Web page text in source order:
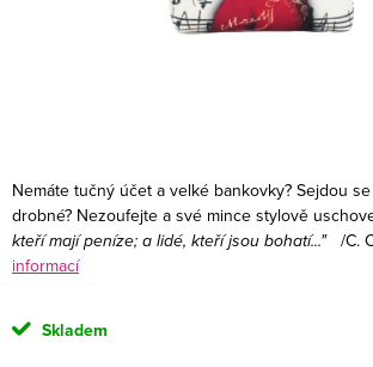
Nemáte tučný účet a velké bankovky? Sejdou
drobné? Nezoufejte a své mince stylově
kteří mají peníze; a lidé, kteří jsou bohatí..."/C.
informací
Skladem